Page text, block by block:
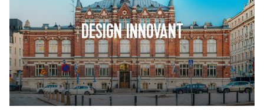
DESIGN INNOVANT